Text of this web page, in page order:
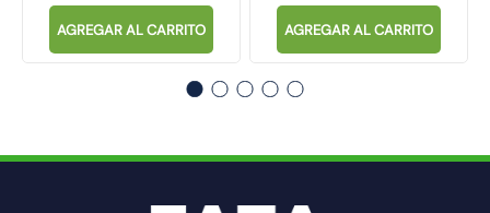
AGREGAR AL CARRITO AGREGAR AL CARRITO